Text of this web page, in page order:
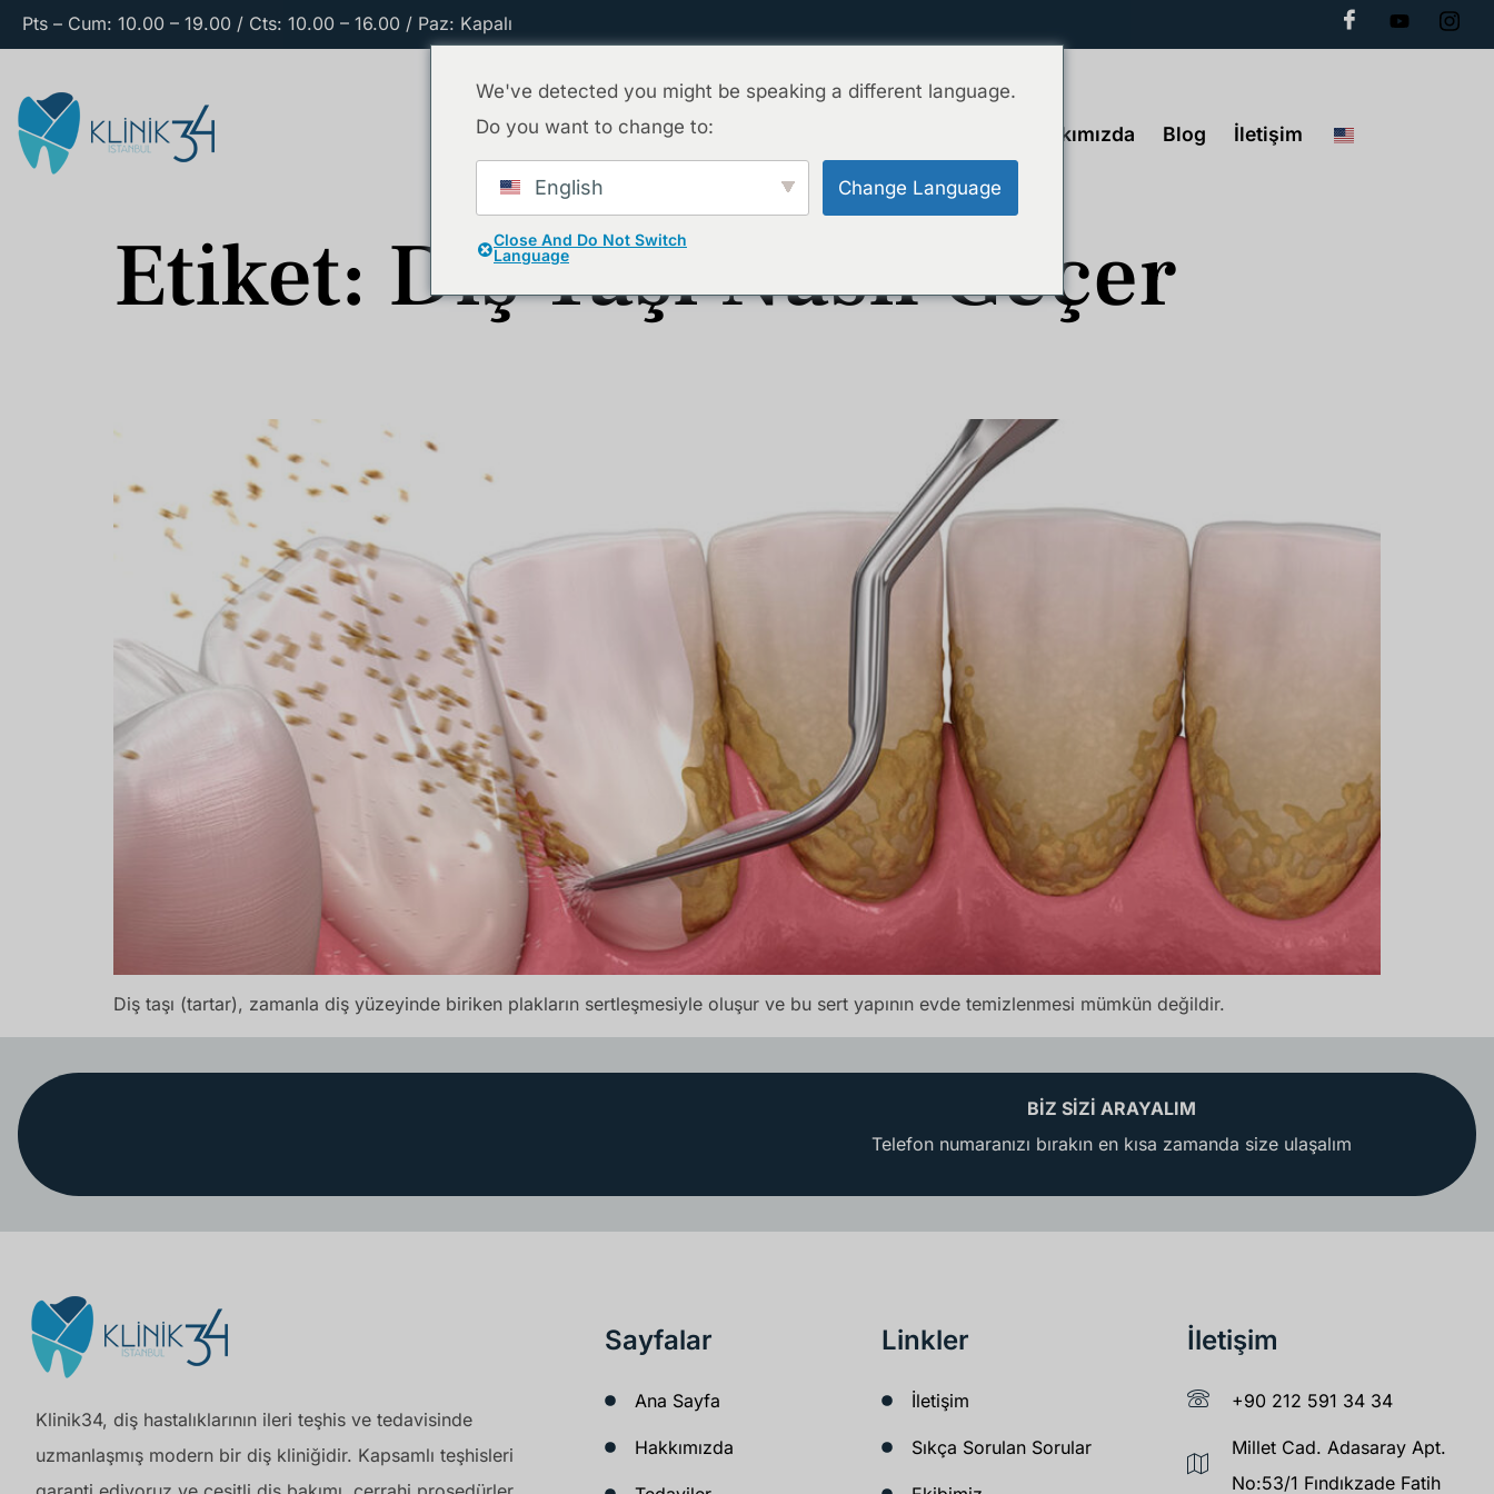
Pts – Cum: 10.00 – 19.00 / Cts: 10.00 – 16.00 / Paz: Kapalı
Ana Sayfa Hakkımızda Blog İletişim
Etiket: Diş Taşı Nasıl Geçer
Diş taşı (tartar), zamanla diş yüzeyinde biriken plakların sertleşmesiyle oluşur ve bu sert yapının evde temizlenmesi mümkün değildir.
BİZ SİZİ ARAYALIM
Telefon numaranızı bırakın en kısa zamanda size ulaşalım
Klinik34, diş hastalıklarının ileri teşhis ve tedavisinde
uzmanlaşmış modern bir diş kliniğidir. Kapsamlı teşhisleri
Sayfalar
Ana Sayfa
Hakkımızda
Linkler
İletişim
Sıkça Sorulan Sorular
İletişim
+90 212 591 34 34
Millet Cad. Adasaray Apt.
No:53/1 Fındıkzade Fatih
We've detected you might be speaking a different language.
Do you want to change to:
English Change Language
Close And Do Not Switch
Language